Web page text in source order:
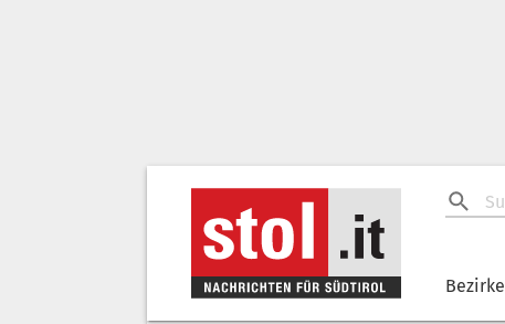
Bezirke